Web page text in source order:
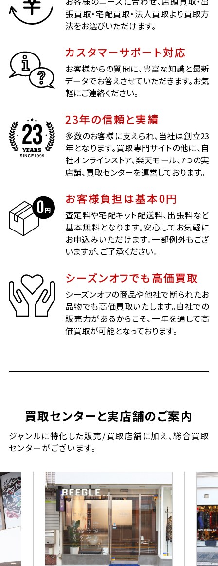
張買取・宅配買取・法人買取より買取方
法をお選びいただけます。
カスタマーサポート対応
お客様からの質問に、豊富な知識と最新
データでお答えさせていただきます。お気
軽にご連絡ください。
23年の信頼と実績
多数のお客様に支えられ、当社は創立23
年となります。買取専門サイトの他に、自
社オンラインストア、楽天モール、7つの実
店舗、買取センターを運営しております。
お客様負担は基本0円
査定料や宅配キット配送料、出張料など
基本無料となります。安心してお気軽に
お申込みいただけます。一部例外もござ
いますが、ご了承ください。
シーズンオフでも高価買取
シーズンオフの商品や他社で断られたお
品物でも高価買取いたします。自社での
販売力があるからこそ、一年を通して高
価買取が可能となっております。
買取センターと実店舗のご案内
ジャンルに特化した販売/買取店舗に加え、総合買取
センターがございます。